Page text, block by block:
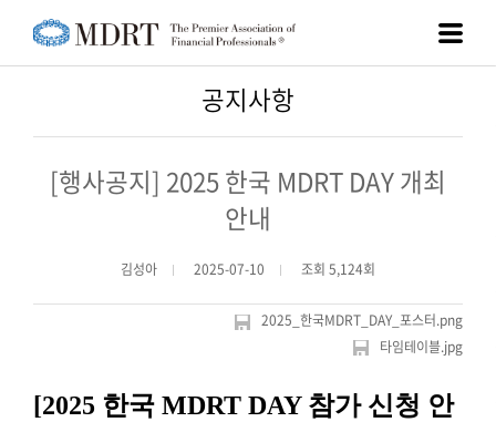
공지사항
[행사공지] 2025 한국 MDRT DAY 개최
안내
김성아 2025-07-10 조회 5,124회
2025_한국MDRT_DAY_포스터.png
타임테이블.jpg
[2025 한국 MDRT DAY 참가 신청 안